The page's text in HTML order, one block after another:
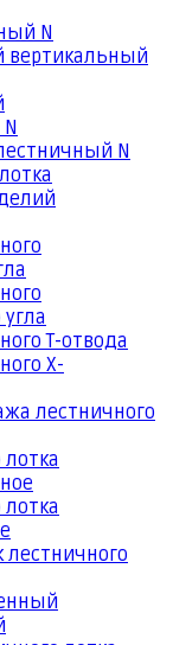
N
вертикальный
N
Т-отвода
Х-
лестничного